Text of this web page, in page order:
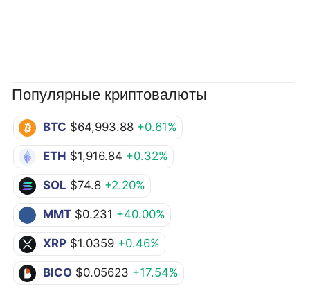
Популярные криптовалюты
BTC $64,993.88 +0.61%
ETH $1,916.84 +0.32%
SOL $74.8 +2.20%
MMT $0.231 +40.00%
XRP $1.0359 +0.46%
BICO $0.05623 +17.54%